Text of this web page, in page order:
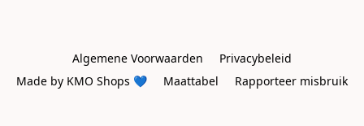
Algemene Voorwaarden
Privacybeleid
Made by KMO Shops 💙
Maattabel Rapporteer misbruik